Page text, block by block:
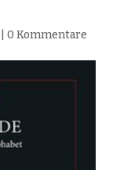
0 Kommentare